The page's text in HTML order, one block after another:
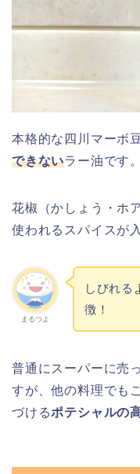
本格的な四川マーボ
できないラー油です。
花椒（かしょう・ホ
使われるスパイスが
まるつよ
しびれる
徴！
普通にスーパーに売
すが、他の料理でも
づけるポテシャルの